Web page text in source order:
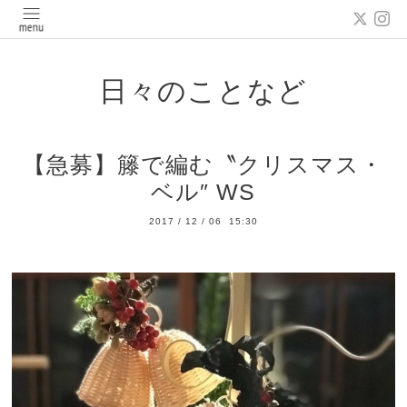
日々のことなど
【急募】籐で編む〝クリスマス・
ベル″ WS
2017 / 12 / 06 15:30